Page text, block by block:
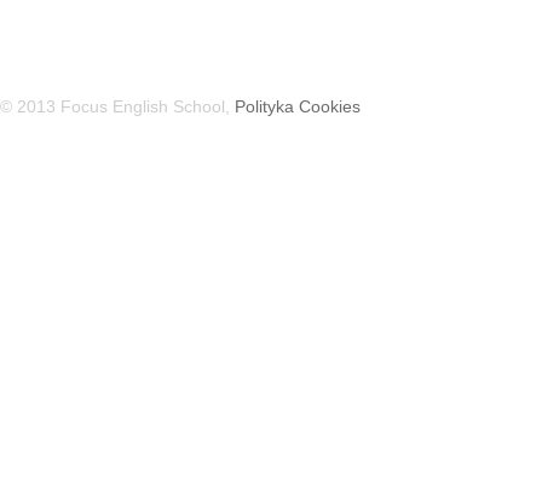
© 2013 Focus English School, Polityka Cookies